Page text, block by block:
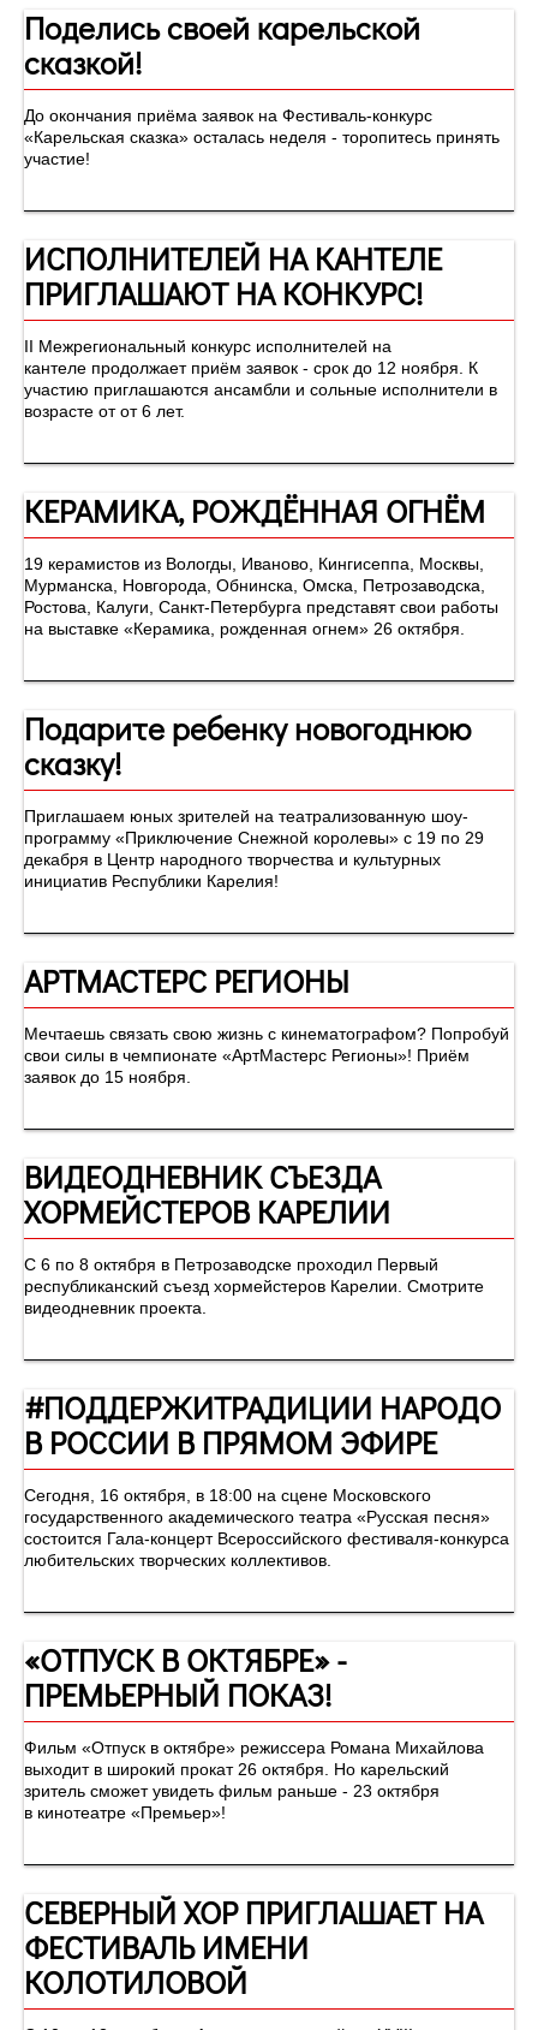
Поделись своей карельской
сказкой!
До окончания приёма заявок на Фестиваль-конкурс
«Карельская сказка» осталась неделя - торопитесь принять
участие!
ИСПОЛНИТЕЛЕЙ НА КАНТЕЛЕ
ПРИГЛАШАЮТ НА КОНКУРС!
II Межрегиональный конкурс исполнителей на
кантеле продолжает приём заявок - срок до 12 ноября. К
участию приглашаются ансамбли и сольные исполнители в
возрасте от от 6 лет.
КЕРАМИКА, РОЖДЁННАЯ ОГНЁМ
19 керамистов из Вологды, Иваново, Кингисеппа, Москвы,
Мурманска, Новгорода, Обнинска, Омска, Петрозаводска,
Ростова, Калуги, Санкт-Петербурга представят свои работы
на выставке «Керамика, рожденная огнем» 26 октября.
Подарите ребенку новогоднюю
сказку!
Приглашаем юных зрителей на театрализованную шоу-
программу «Приключение Снежной королевы» с 19 по 29
декабря в Центр народного творчества и культурных
инициатив Республики Карелия!
АРТМАСТЕРС РЕГИОНЫ
Мечтаешь связать свою жизнь с кинематографом? Попробуй
свои силы в чемпионате «АртМастерс Регионы»! Приём
заявок до 15 ноября.
ВИДЕОДНЕВНИК СЪЕЗДА
ХОРМЕЙСТЕРОВ КАРЕЛИИ
С 6 по 8 октября в Петрозаводске проходил Первый
республиканский съезд хормейстеров Карелии. Смотрите
видеодневник проекта.
#ПОДДЕРЖИТРАДИЦИИ НАРОДО
В РОССИИ В ПРЯМОМ ЭФИРЕ
Сегодня, 16 октября, в 18:00 на сцене Московского
государственного академического театра «Русская песня»
состоится Гала-концерт Всероссийского фестиваля-конкурса
любительских творческих коллективов.
«ОТПУСК В ОКТЯБРЕ» -
ПРЕМЬЕРНЫЙ ПОКАЗ!
Фильм «Отпуск в октябре» режиссера Романа Михайлова
выходит в широкий прокат 26 октября. Но карельский
зритель сможет увидеть фильм раньше - 23 октября
в кинотеатре «Премьер»!
СЕВЕРНЫЙ ХОР ПРИГЛАШАЕТ НА
ФЕСТИВАЛЬ ИМЕНИ
КОЛОТИЛОВОЙ